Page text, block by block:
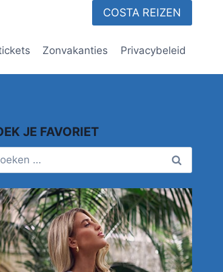
COSTA REIZEN
Zonvakanties Privacybeleid
JE FAVORIET